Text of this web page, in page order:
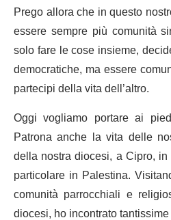
Prego allora che in questo
essere sempre più comunità
solo fare le cose insieme,
democratiche, ma essere
partecipi della vita dell’altro.
Oggi vogliamo portare ai
Patrona anche la vita delle
della nostra diocesi, a Cipro,
particolare in Palestina.
comunità parrocchiali e
diocesi, ho incontrato